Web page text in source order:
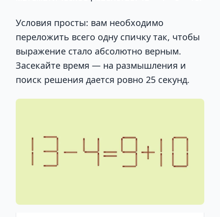
Условия просты: вам необходимо
переложить всего одну спичку так, чтобы
выражение стало абсолютно верным.
Засекайте время — на размышления и
поиск решения дается ровно 25 секунд.